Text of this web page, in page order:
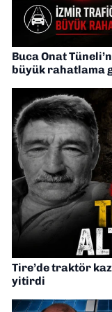
Buca Onat
büyük rahatlama
Tire’de traktör
yitirdi